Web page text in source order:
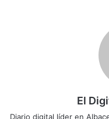
El
Diario digital líder en